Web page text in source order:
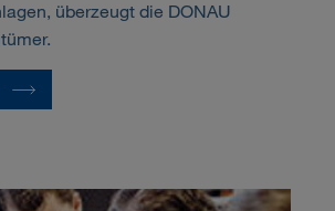
überzeugt die DONAU